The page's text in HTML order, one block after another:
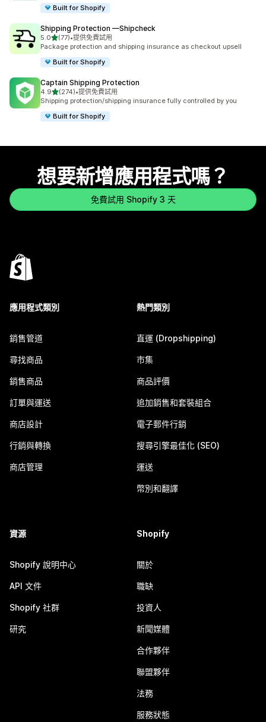
Built for Shopify
Shipping Protection —Shipcheck
5.0滿分 5 顆星
(77)
共有 77 則評價
•提供免費試用
Package protection and shipping insurance as checkout upsell
Built for Shopify
Captain Shipping Protection
4.9滿分 5 顆星
(274)
共有 274 則評價
•提供免費試用
Shipping protection/shipping insurance fully controlled by you
Built for Shopify
想要新增應用程式嗎？
免費試用 Shopify 3 天
應用程式類別
銷售管道
尋找商品
銷售商品
訂單與運送
商店設計
行銷與轉換
商店管理
熱門類別
直運 (Dropshipping)
市集
商品評價
追加銷售和套裝組合
電子郵件行銷
搜尋引擎最佳化 (SEO)
運送
幣別和翻譯
資源
Shopify 說明中心
API 文件
Shopify 社群
研究
Shopify
關於
職缺
投資人
新聞媒體
合作夥伴
聯盟夥伴
法務
服務狀態